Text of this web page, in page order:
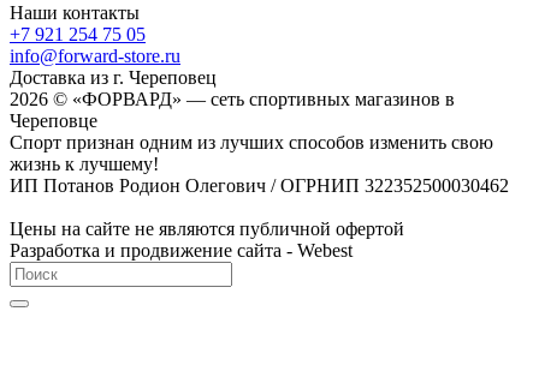
Наши контакты
+7 921 254 75 05
info@forward-store.ru
Доставка из г. Череповец
2026 © «ФОРВАРД» — сеть спортивных магазинов в
Череповце
Спорт признан одним из лучших способов изменить свою
жизнь к лучшему!
ИП Потанов Родион Олегович / ОГРНИП 322352500030462
Цены на сайте не являются публичной офертой
Разработка и продвижение сайта - Webest